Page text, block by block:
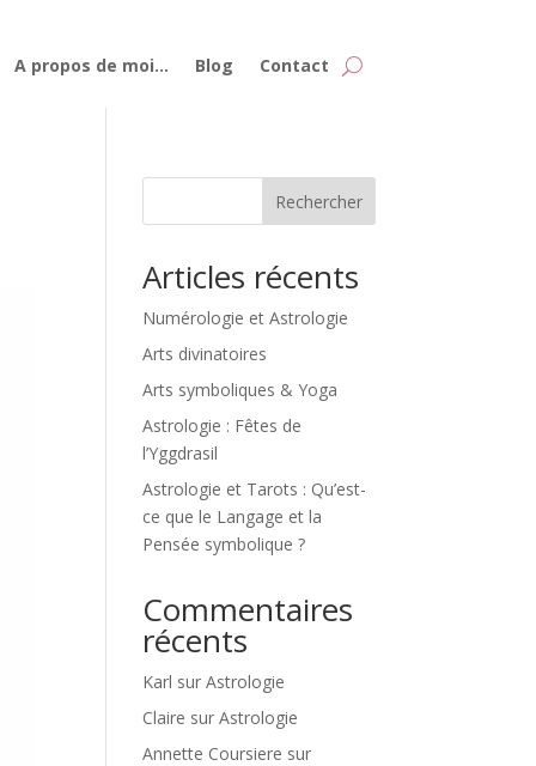
A propos de moi… Blog Contact
Rechercher
Articles récents
Numérologie et Astrologie
Arts divinatoires
Arts symboliques & Yoga
Astrologie : Fêtes de
l’Yggdrasil
Astrologie et Tarots : Qu’est-
ce que le Langage et la
Pensée symbolique ?
Commentaires
récents
Karl surAstrologie
Claire surAstrologie
Annette Coursiere sur